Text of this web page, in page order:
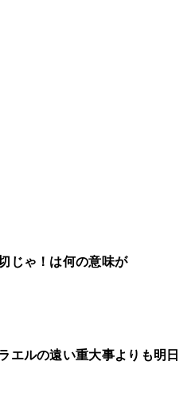
じゃ！は何の意味が
エルの遠い重大事よりも明日